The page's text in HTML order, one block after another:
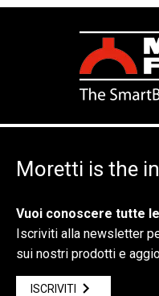
Moretti is the
Vuoi conoscere tutte
Iscriviti alla newsletter
sui nostri prodotti e
ISCRIVITI